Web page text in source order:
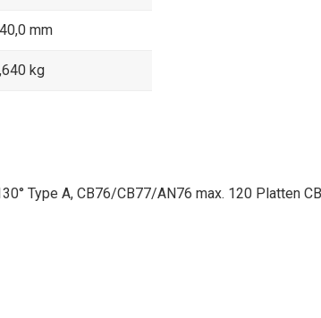
mm
kg
Type A, CB76/CB77/AN76 max. 120 Platten